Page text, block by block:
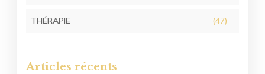
THÉRAPIE (47)
Articles récents